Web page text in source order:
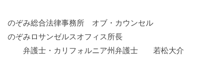
のぞみ総合法律事務所 オブ・カウンセル
のぞみロサンゼルスオフィス所長
弁護士・カリフォルニア州弁護士 若松大介